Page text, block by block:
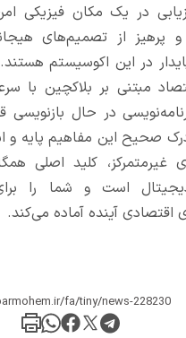
در یک مکان فیزیکی
و پرهیز از تصمیم‌های
در این اکوسیستم
مبتنی بر بلاکچین با
در حال بازنویسی
صحیح این مفاهیم پایه و
غیرمتمرکز، کلید اصلی
است و شما را برای
آینده آماده می‌کند.